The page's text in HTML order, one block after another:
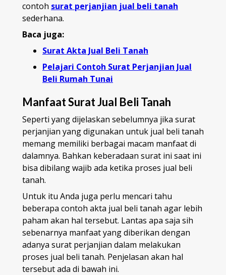
contoh surat perjanjian jual beli tanah
sederhana.
Baca juga:
Surat Akta Jual Beli Tanah
Pelajari Contoh Surat Perjanjian Jual
Beli Rumah Tunai
Manfaat Surat Jual Beli Tanah
Seperti yang dijelaskan sebelumnya jika surat
perjanjian yang digunakan untuk jual beli tanah
memang memiliki berbagai macam manfaat di
dalamnya. Bahkan keberadaan surat ini saat ini
bisa dibilang wajib ada ketika proses jual beli
tanah.
Untuk itu Anda juga perlu mencari tahu
beberapa contoh akta jual beli tanah agar lebih
paham akan hal tersebut. Lantas apa saja sih
sebenarnya manfaat yang diberikan dengan
adanya surat perjanjian dalam melakukan
proses jual beli tanah. Penjelasan akan hal
tersebut ada di bawah ini.